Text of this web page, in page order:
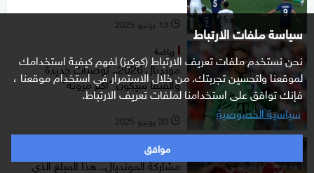
سياسة ملفات الارتباط
نحن نستخدم ملفات تعريف الارتباط (كوكيز) لفهم كيفية استخدامك
لموقعنا ولتحسين تجربتك. من خلال الاستمرار في استخدام موقعنا ،
فإنك توافق على استخدامنا لملفات تعريف الارتباط.
سياسية الخصوصية
موافق
l 13 يوليو 2025
رياضة
مونديال 2026.. توصيات جديدة
والفيفا سيكون "أكثر مرونة"
l 30 يونيو 2025
رياضة
مشاركة المونديال.. هذا المبلغ الذي